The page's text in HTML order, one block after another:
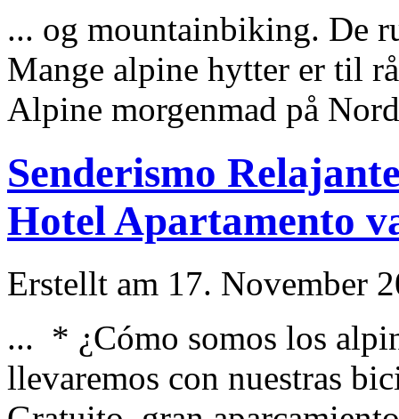
... og mountainbiking. De
Mange alpine hytter er til
Alpine morgenmad på
Senderismo
Hotel Apartamento
Erstellt am 17. November
... * ¿Cómo somos los
llevaremos con nuestras